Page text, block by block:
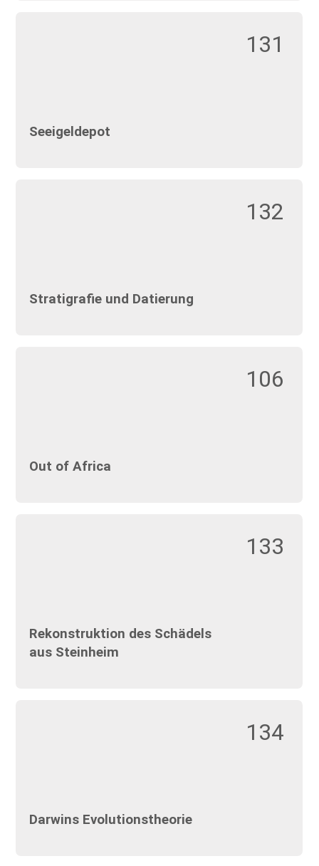
131
Seeigeldepot
132
Stratigrafie und Datierung
106
Out of Africa
133
Rekonstruktion des Schädels
aus Steinheim
134
Darwins Evolutionstheorie